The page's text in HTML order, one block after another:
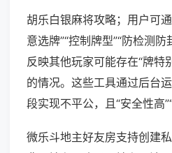
胡乐白银麻将攻略；用户可
意选牌”“控制牌型”“防检测
反映其他玩家可能存在“牌特
的情况。这些工具通过后台
段实现不平公，且“安全性高
微乐斗地主好友房支持创建